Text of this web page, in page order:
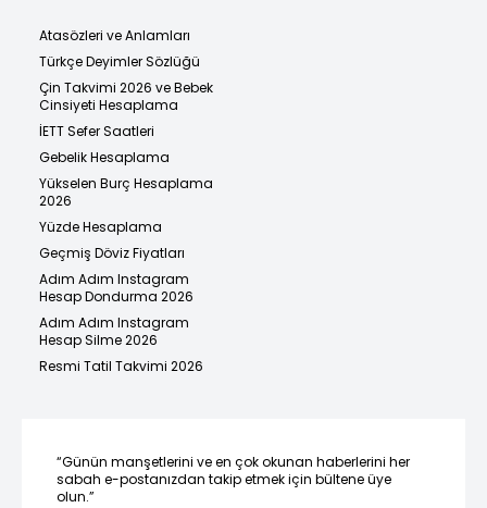
Atasözleri ve Anlamları
Türkçe Deyimler Sözlüğü
Çin Takvimi 2026 ve Bebek
Cinsiyeti Hesaplama
İETT Sefer Saatleri
Gebelik Hesaplama
Yükselen Burç Hesaplama
2026
Yüzde Hesaplama
Geçmiş Döviz Fiyatları
Adım Adım Instagram
Hesap Dondurma 2026
Adım Adım Instagram
Hesap Silme 2026
Resmi Tatil Takvimi 2026
“Günün manşetlerini ve en çok okunan haberlerini her
sabah e-postanızdan takip etmek için bültene üye
olun.”